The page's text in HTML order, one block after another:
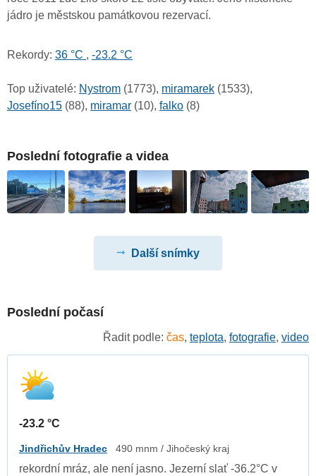
jádro je městskou památkovou rezervací.
Rekordy: 36 °C , -23.2 °C
Top uživatelé: Nystrom (1773), miramarek (1533),
Josefíno15 (88), miramar (10), falko (8)
Poslední fotografie a videa
Další snímky
Poslední počasí
Řadit podle: čas, teplota, fotografie, video
-23.2 °C
Jindřichův Hradec 490 mnm / Jihočeský kraj
rekordní mráz, ale není jasno. Jezerní slať -36.2°C v